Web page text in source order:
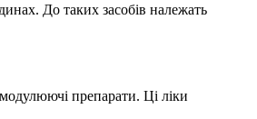
До таких засобів належать
препарати. Ці ліки